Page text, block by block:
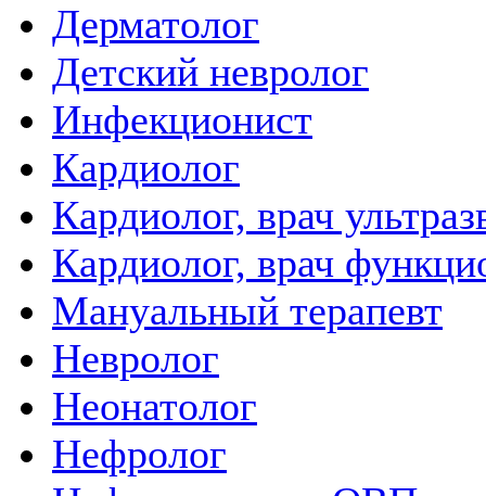
Дерматолог
Детский невролог
Инфекционист
Кардиолог
Кардиолог, врач
Кардиолог, врач
Мануальный терапевт
Невролог
Неонатолог
Нефролог